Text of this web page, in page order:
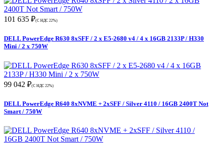
101 635 ₽(С НДС 22%)
DELL PowerEdge R630 8xSFF / 2 x E5-2680 v4 / 4 x 16GB 2133P / H330
Mini / 2 x 750W
99 042 ₽(С НДС 22%)
DELL PowerEdge R640 8xNVME + 2xSFF / Silver 4110 / 16GB 2400T Not
Smart / 750W